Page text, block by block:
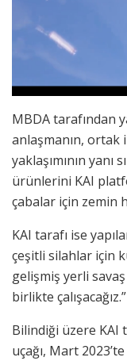
MBDA tarafından
anlaşmanın,
yaklaşımının
ürünlerini KAI
çabalar için zemin
KAI tarafı ise
çeşitli silahlar için
gelişmiş yerli
birlikte
Bilindiği üzere KAI
uçağı, Mart